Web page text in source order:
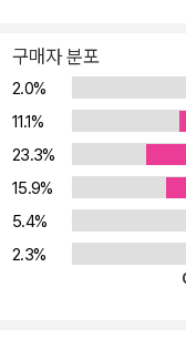
재건축 하나만을 바라보
7월 장마철이면 어김없
어이 화장실에서 쥐를
레스성 환청에 시달리다
의 갖은 문제를 참고 견
리 변화를 예리하게 포
잊힌 일곱 번째 영웅과
8월에 접어들자 내가 운
구매자 분포
2.0%
11.1%
23.3%
15.9%
5.4%
2.3%